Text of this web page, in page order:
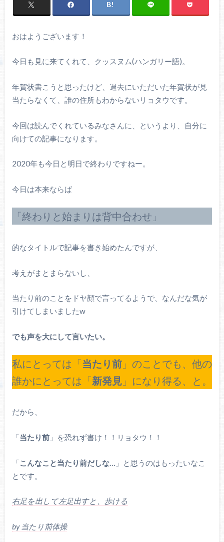
おはようございます！
今日も見に来てくれて、クッスヌム(ハンガリー語)。
年賀状書こうと思ったけど、過去にいただいた年賀状が見
当たらなくて、誰の住所もわからないリョタウです。
今回は読んでくれているみなさんに、というより、自分に
向けての記事になります。
2020年も今日と明日で終わりですねー。
今日は本来ならば
「終わりと始まりは背中合わせ」
的なタイトルで記事を書き始めたんですが、
考えがまとまらないし、
当たり前のことをドヤ顔で言ってるようで、なんだな気が
引けてしまいましたw
でも声を大にして言いたい。
私にとっては「当たり前」のことでも、他の
誰かにとっては「新発見」になり得る、と。
だから、
「当たり前」を恐れず書け！！リョタウ！！
「 こんなこと当たり前だしな…
」と思うのはもったいなこ
とです。
右足を出して左足出すと、歩ける
by 当たり前体操